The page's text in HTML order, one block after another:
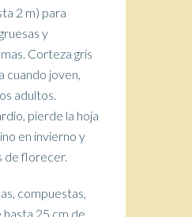
2 m) para
y
Corteza gris
cuando joven,
adultos.
pierde la hoja
en invierno y
de florecer.
compuestas,
hasta 25 cm de